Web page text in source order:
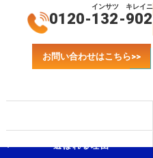
0120-132
インサツ
-902
キレイニ
お問い合わせはこちら>>
選ばれる理由